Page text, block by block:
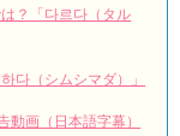
しますか」視聴率
ますか！？#韓国ドラ
の自信不足？それと
』観覧レビュー
？「다르다（タル
다（シムシマダ）」
動画（日本語字幕）